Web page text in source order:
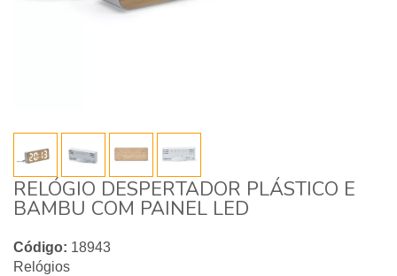
RELÓGIO DESPERTADOR PLÁSTICO E
BAMBU COM PAINEL LED
Código: 18943
Relógios